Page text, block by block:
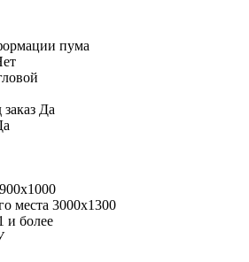
пума
Да
места 3000х1300
и более